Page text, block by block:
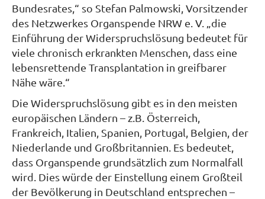
Bundesrates,“ so Stefan Palmowski, Vorsitzender
des Netzwerkes Organspende NRW e. V. „die
Einführung der Widerspruchslösung bedeutet für
viele chronisch erkrankten Menschen, dass eine
lebensrettende Transplantation in greifbarer
Nähe wäre.“
Die Widerspruchslösung gibt es in den meisten
europäischen Ländern – z.B. Österreich,
Frankreich, Italien, Spanien, Portugal, Belgien, der
Niederlande und Großbritannien. Es bedeutet,
dass Organspende grundsätzlich zum Normalfall
wird. Dies würde der Einstellung einem Großteil
der Bevölkerung in Deutschland entsprechen –